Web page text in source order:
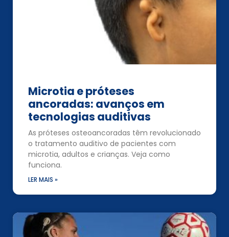
Microtia e próteses
ancoradas: avanços em
tecnologias auditivas
As próteses osteoancoradas têm revolucionado
o tratamento auditivo de pacientes com
microtia, adultos e crianças. Veja como
funciona.
LER MAIS »